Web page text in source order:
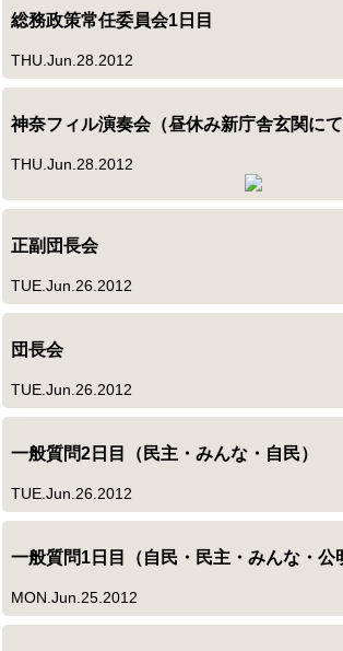
総務政策常任委員会1日目
THU.Jun.28.2012
神奈フィル演奏会（昼休み新庁舎玄関にて
THU.Jun.28.2012
正副団長会
TUE.Jun.26.2012
団長会
TUE.Jun.26.2012
一般質問2日目（民主・みんな・自民）
TUE.Jun.26.2012
一般質問1日目（自民・民主・みんな・公
MON.Jun.25.2012